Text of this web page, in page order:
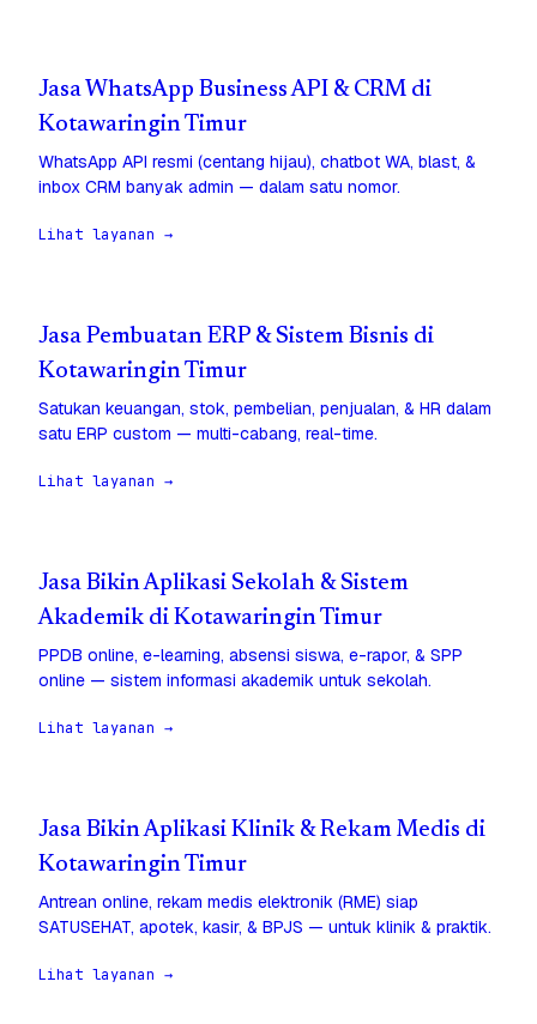
Jasa WhatsApp Business API & CRM di
Kotawaringin Timur
WhatsApp API resmi (centang hijau), chatbot WA, blast, &
inbox CRM banyak admin — dalam satu nomor.
Lihat layanan →
Jasa Pembuatan ERP & Sistem Bisnis di
Kotawaringin Timur
Satukan keuangan, stok, pembelian, penjualan, & HR dalam
satu ERP custom — multi-cabang, real-time.
Lihat layanan →
Jasa Bikin Aplikasi Sekolah & Sistem
Akademik di Kotawaringin Timur
PPDB online, e-learning, absensi siswa, e-rapor, & SPP
online — sistem informasi akademik untuk sekolah.
Lihat layanan →
Jasa Bikin Aplikasi Klinik & Rekam Medis di
Kotawaringin Timur
Antrean online, rekam medis elektronik (RME) siap
SATUSEHAT, apotek, kasir, & BPJS — untuk klinik & praktik.
Lihat layanan →